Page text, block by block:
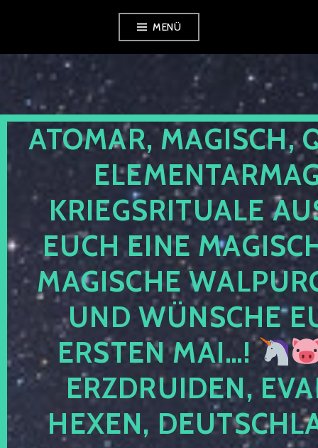
springen
MENÜ
ATOMAR, MAGISCH,
KRIEGSRITUALE
EUCH EINE
MAGISCHE
UND WÜNSCHE
ERSTEN MAI…!
ERZDRUIDEN,
HEXEN,